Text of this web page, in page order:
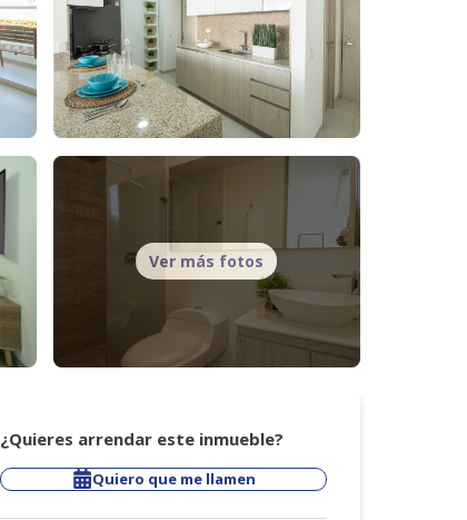
Ver más fotos
¿Quieres arrendar este inmueble?
Quiero que me llamen